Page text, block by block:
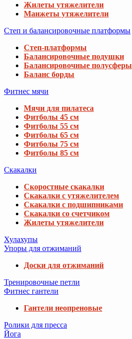
Жилеты утяжелители
Манжеты утяжелители
Степ и балансировочные платформы
Степ-платформы
Балансировочные подушки
Балансировочные полусферы
Баланс борды
Фитнес мячи
Мячи для пилатеса
Фитболы 45 см
Фитболы 55 см
Фитболы 65 см
Фитболы 75 см
Фитболы 85 см
Скакалки
Скоростные скакалки
Скакалки с утяжелителем
Скакалки с подшипниками
Скакалки со счетчиком
Жилеты утяжелители
Хулахупы
Упоры для отжиманий
Доски для отжиманий
Тренировочные петли
Фитнес гантели
Гантели неопреновые
Ролики для пресса
Йога